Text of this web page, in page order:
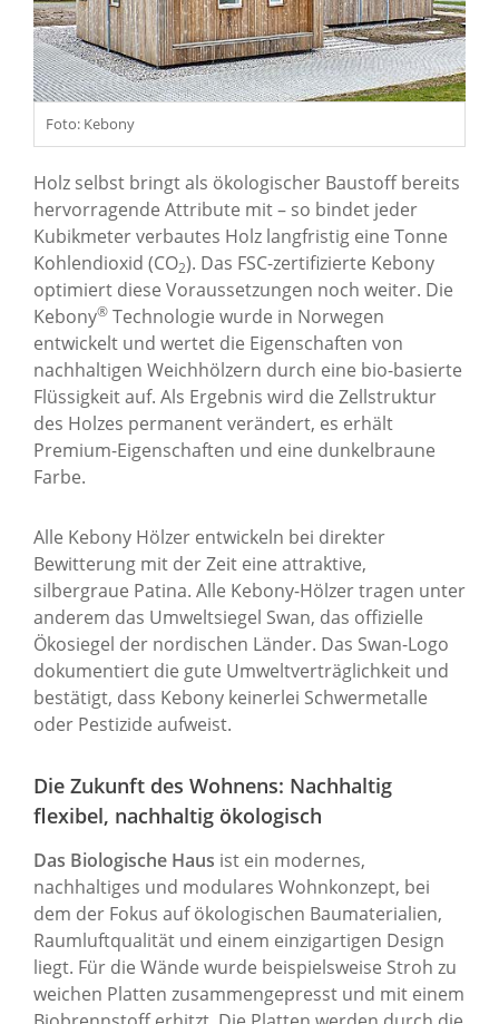
Foto: Kebony
Holz selbst bringt als ökologischer Baustoff bereits
hervorragende Attribute mit – so bindet jeder
Kubikmeter verbautes Holz langfristig eine Tonne
Kohlendioxid (CO2). Das FSC-zertifizierte Kebony
optimiert diese Voraussetzungen noch weiter. Die
Kebony® Technologie wurde in Norwegen
entwickelt und wertet die Eigenschaften von
nachhaltigen Weichhölzern durch eine bio-basierte
Flüssigkeit auf. Als Ergebnis wird die Zellstruktur
des Holzes permanent verändert, es erhält
Premium-Eigenschaften und eine dunkelbraune
Farbe.
Alle Kebony Hölzer entwickeln bei direkter
Bewitterung mit der Zeit eine attraktive,
silbergraue Patina. Alle Kebony-Hölzer tragen unter
anderem das Umweltsiegel Swan, das offizielle
Ökosiegel der nordischen Länder. Das Swan-Logo
dokumentiert die gute Umweltverträglichkeit und
bestätigt, dass Kebony keinerlei Schwermetalle
oder Pestizide aufweist.
Die Zukunft des Wohnens: Nachhaltig
flexibel, nachhaltig ökologisch
Das Biologische Haus ist ein modernes,
nachhaltiges und modulares Wohnkonzept, bei
dem der Fokus auf ökologischen Baumaterialien,
Raumluftqualität und einem einzigartigen Design
liegt. Für die Wände wurde beispielsweise Stroh zu
weichen Platten zusammengepresst und mit einem